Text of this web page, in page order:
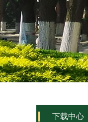
下载中心